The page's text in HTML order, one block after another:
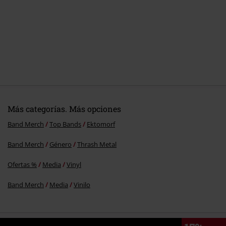
Más categorías. Más opciones
Band Merch Top Bands Ektomorf
Band Merch Género Thrash Metal
Ofertas % Media Vinyl
Band Merch Media Vinilo